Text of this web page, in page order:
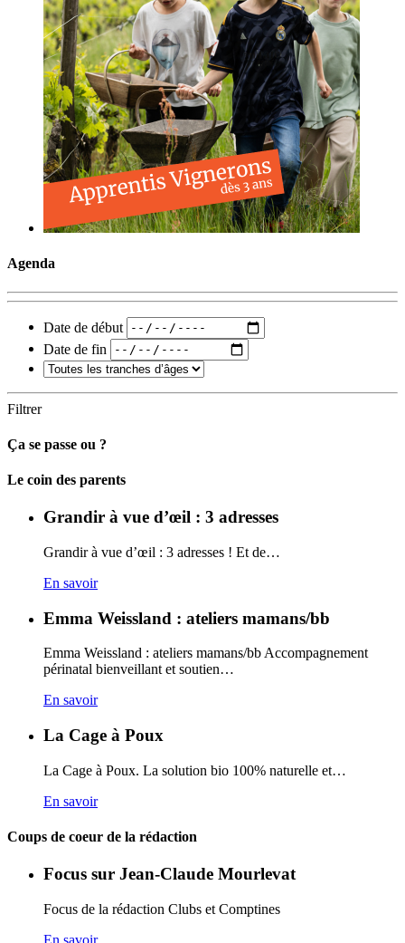
Agenda
Date de début
Date de fin
Filtrer
Ça se passe ou ?
Carto
Le coin des parents
Grandir à vue d’œil : 3 adresses
Grandir à vue d’œil : 3 adresses ! Et de…
En savoir
Emma Weissland : ateliers mamans/bb
Emma Weissland : ateliers mamans/bb Accompagnement
périnatal bienveillant et soutien…
En savoir
La Cage à Poux
La Cage à Poux. La solution bio 100% naturelle et…
En savoir
Coups de coeur de la rédaction
Focus sur Jean-Claude Mourlevat
Focus de la rédaction Clubs et Comptines